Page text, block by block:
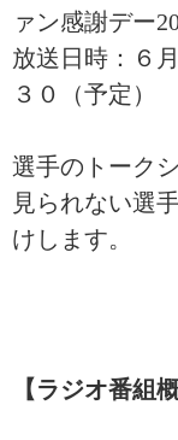
ァン感謝デー
放送日時：６
３０（予定）
選手のトーク
見られない選
けします。
【ラジオ番組